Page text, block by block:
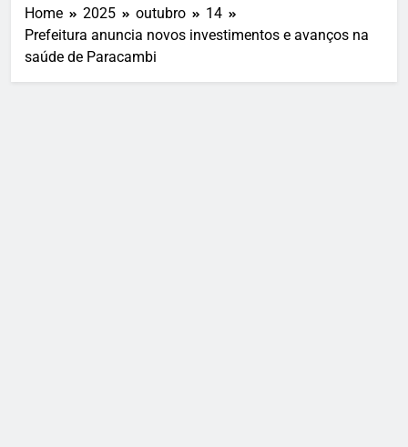
Home 2025 outubro
14
Prefeitura anuncia novos investimentos e avanços na
saúde de Paracambi